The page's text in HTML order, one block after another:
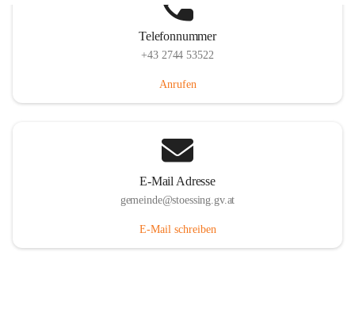
Telefonnummer
+43 2744 53522
Anrufen
E-Mail Adresse
gemeinde@stoessing.gv.at
E-Mail schreiben